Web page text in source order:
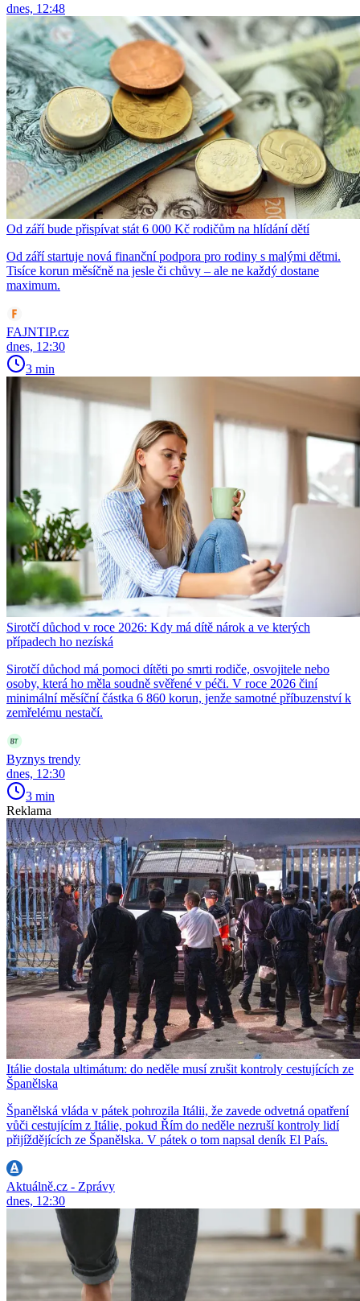
dnes, 12:48
Od září bude přispívat stát 6 000 Kč rodičům na hlídání dětí
Od září startuje nová finanční podpora pro rodiny s malými dětmi.
Tisíce korun měsíčně na jesle či chůvy – ale ne každý dostane
maximum.
FAJNTIP.cz
dnes, 12:30
3 min
Sirotčí důchod v roce 2026: Kdy má dítě nárok a ve kterých
případech ho nezíská
Sirotčí důchod má pomoci dítěti po smrti rodiče, osvojitele nebo
osoby, která ho měla soudně svěřené v péči. V roce 2026 činí
minimální měsíční částka 6 860 korun, jenže samotné příbuzenství k
zemřelému nestačí.
Byznys trendy
dnes, 12:30
3 min
Reklama
Itálie dostala ultimátum: do neděle musí zrušit kontroly cestujících ze
Španělska
Španělská vláda v pátek pohrozila Itálii, že zavede odvetná opatření
vůči cestujícím z Itálie, pokud Řím do neděle nezruší kontroly lidí
přijíždějících ze Španělska. V pátek o tom napsal deník El País.
Aktuálně.cz - Zprávy
dnes, 12:30